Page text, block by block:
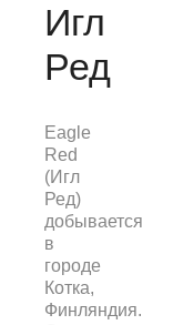
Игл
Ред
Eagle
Red
(Игл
Ред)
добывается
в
городе
Котка,
Финляндия.